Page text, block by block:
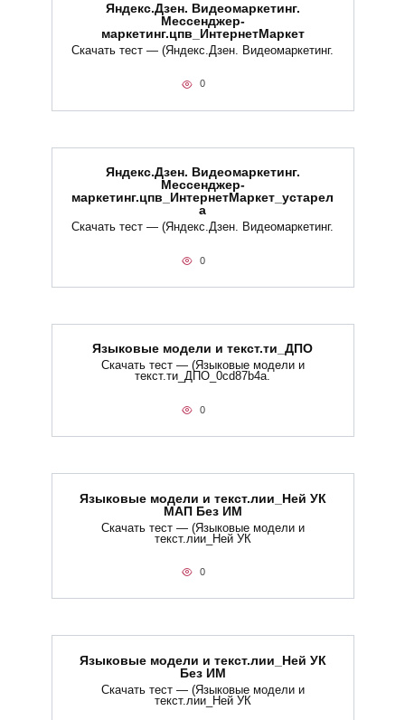
Яндекс.Дзен. Видеомаркетинг.
Мессенджер-
маркетинг.цпв_ИнтернетМаркет
Скачать тест — (Яндекс.Дзен. Видеомаркетинг.
0
Яндекс.Дзен. Видеомаркетинг.
Мессенджер-
маркетинг.цпв_ИнтернетМаркет_устарел
а
Скачать тест — (Яндекс.Дзен. Видеомаркетинг.
0
Языковые модели и текст.ти_ДПО
Скачать тест — (Языковые модели и
текст.ти_ДПО_0cd87b4a.
0
Языковые модели и текст.лии_Ней УК
МАП Без ИМ
Скачать тест — (Языковые модели и
текст.лии_Ней УК
0
Языковые модели и текст.лии_Ней УК
Без ИМ
Скачать тест — (Языковые модели и
текст.лии_Ней УК